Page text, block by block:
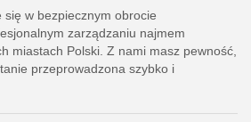
się w bezpiecznym obrocie
zarządzaniu najmem
miastach Polski. Z nami masz pewność,
przeprowadzona szybko i